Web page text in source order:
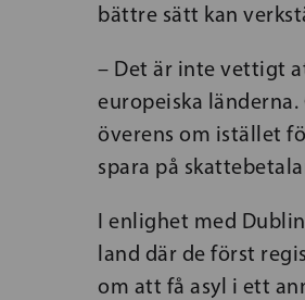
bättre sätt kan
– Det är inte vettigt
europeiska
överens om istället
spara på
I enlighet med
land där de först
om att få asyl i ett